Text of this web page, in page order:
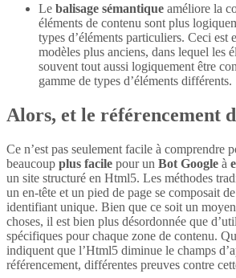
Le balisage sémantique améliore la
éléments de contenu sont plus
types d’éléments particuliers. Ceci est
modèles plus anciens, dans lequel les
souvent tout aussi logiquement être
gamme de types d’éléments différents.
Alors, et le référencement
Ce n’est pas seulement facile à comprendre
beaucoup plus facile pour un Bot Google à
un site structuré en Html5. Les méthodes
un en-tête et un pied de page se composait
identifiant unique. Bien que ce soit un
choses, il est bien plus désordonnée que
spécifiques pour chaque zone de contenu.
indiquent que l’Html5 diminue le champs
référencement, différentes preuves contre